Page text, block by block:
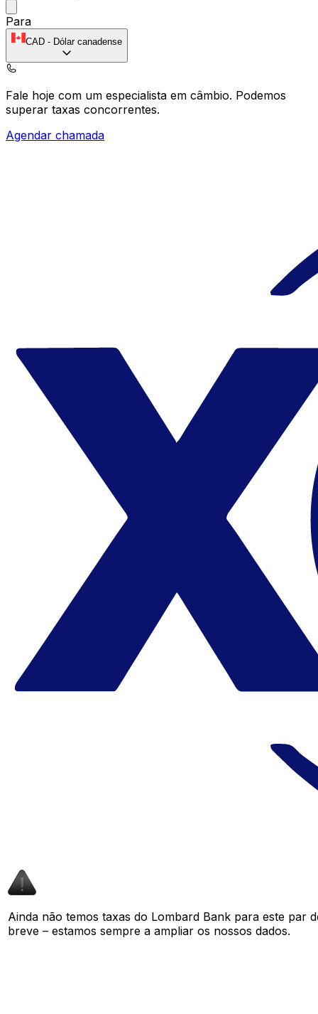
Para
CAD - Dólar canadense
Fale hoje com um especialista em câmbio. Podemos
superar taxas concorrentes.
Agendar chamada
Ainda não temos taxas do Lombard Bank para este par
breve – estamos sempre a ampliar os nossos dados.